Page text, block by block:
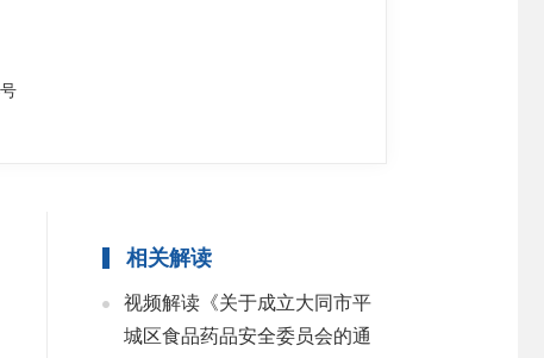
相关解读
视频解读《关于成立大同市平
城区食品药品安全委员会的通